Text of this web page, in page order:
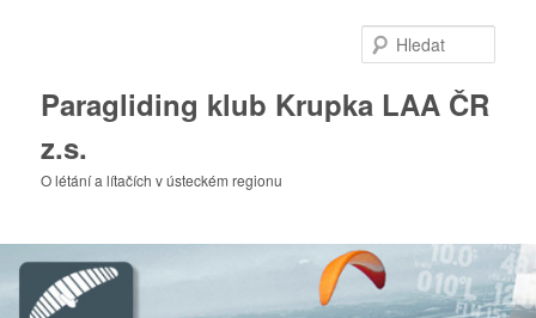
Paragliding klub Krupka LAA ČR
z.s.
O létání a lítačích v ústeckém regionu